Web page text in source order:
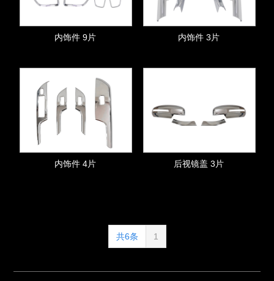
内饰件 9片 内饰件 3片
内饰件 4片 后视镜盖 3片
共6条 1